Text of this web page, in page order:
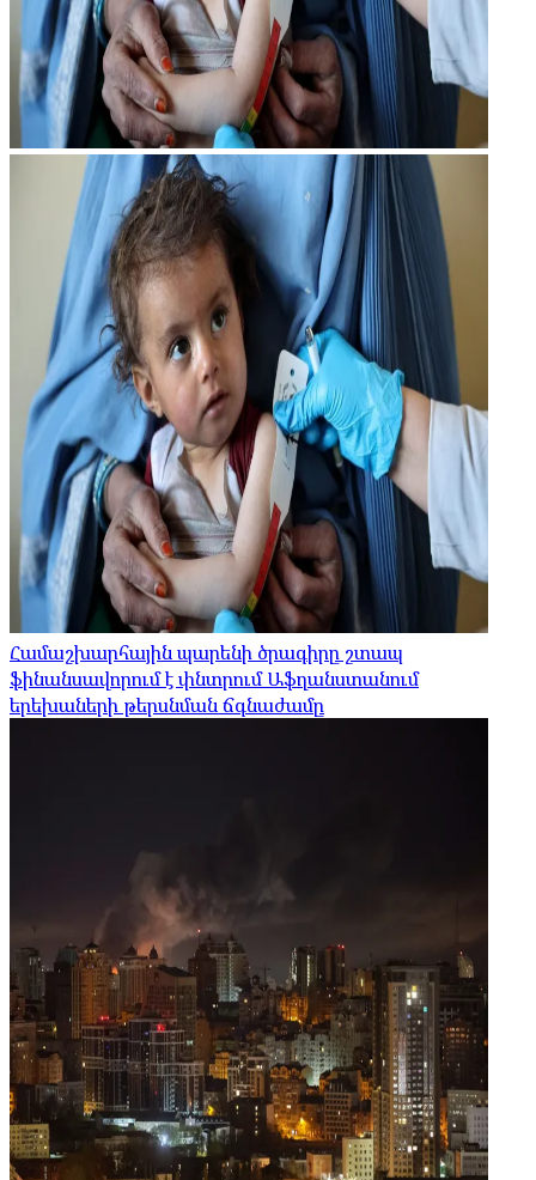
Համաշխարհային պարենի ծրագիրը շտապ
ֆինանսավորում է փնտրում Աֆղանստանում
երեխաների թերսնման ճգնաժամը